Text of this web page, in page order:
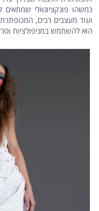
כמשהו פונקציונאלי שמתאים
ועוד מעצבים רבים,
הוא להשתמש במניפולציות